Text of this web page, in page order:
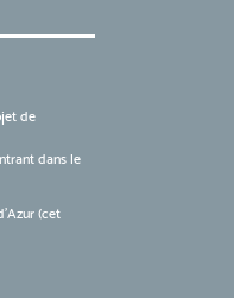
de
dans le
(cet